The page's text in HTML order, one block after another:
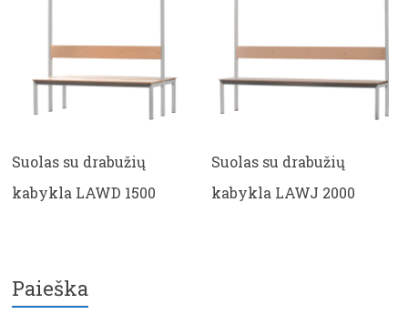
Suolas su drabužių
kabykla LAWD 1500
Suolas su drabužių
kabykla LAWJ 2000
Paieška